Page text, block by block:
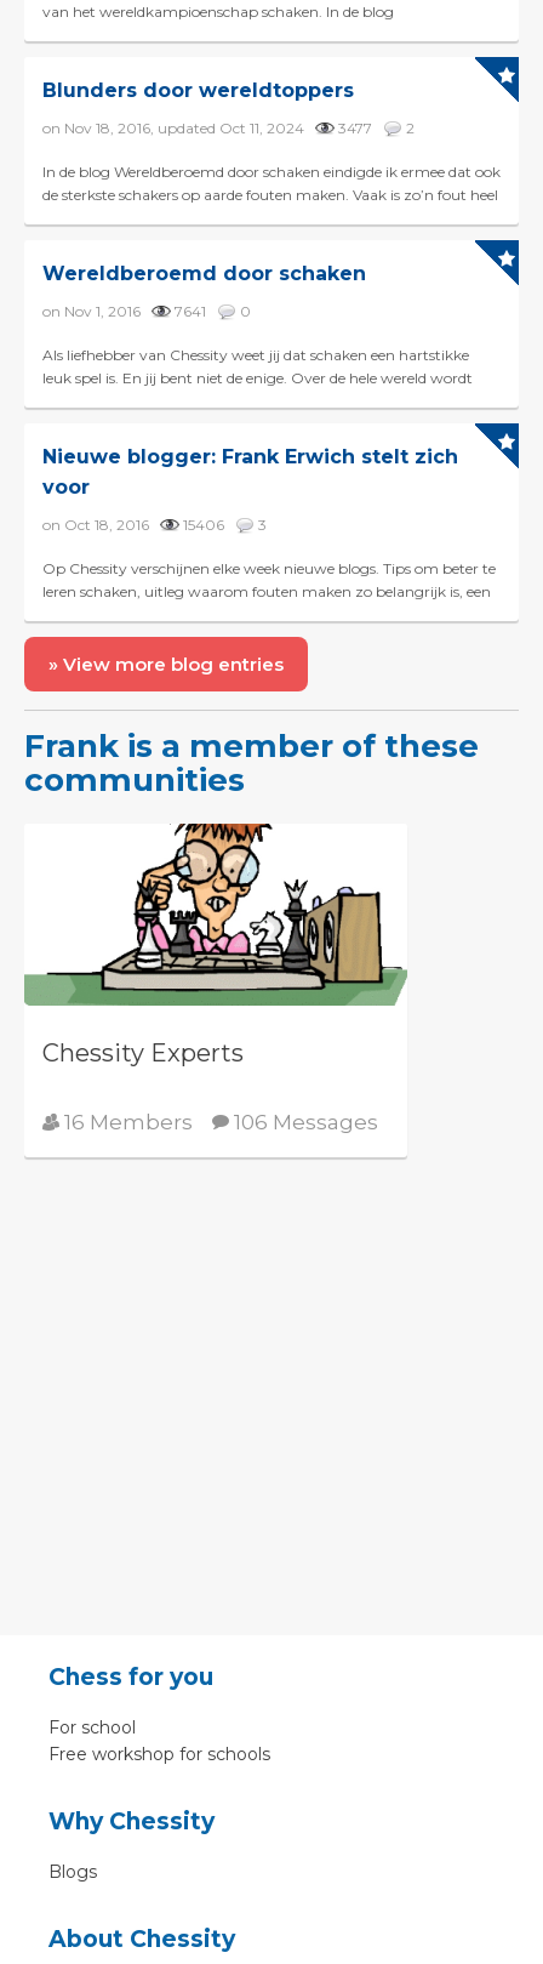
van het wereldkampioenschap schaken. In de blog
Blunders door wereldtoppers
on Nov 18, 2016, updated Oct 11, 2024 3477 2
In de blog Wereldberoemd door schaken eindigde ik ermee dat ook
de sterkste schakers op aarde fouten maken. Vaak is zo’n fout heel
Wereldberoemd door schaken
on Nov 1, 2016 7641 0
Als liefhebber van Chessity weet jij dat schaken een hartstikke
leuk spel is. En jij bent niet de enige. Over de hele wereld wordt
Nieuwe blogger: Frank Erwich stelt zich
voor
on Oct 18, 2016 15406 3
Op Chessity verschijnen elke week nieuwe blogs. Tips om beter te
leren schaken, uitleg waarom fouten maken zo belangrijk is, een
» View more blog entries
Frank is a member of these
communities
Chessity Experts
16 Members 106 Messages
Chess for you
For school
Free workshop for schools
Why Chessity
Blogs
About Chessity